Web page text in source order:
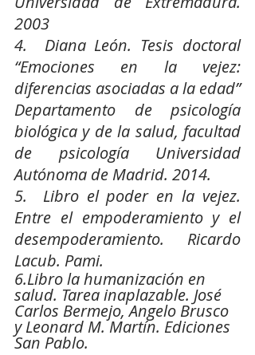
2003
4.  Diana León. Tesis doctoral
“Emociones en la vejez:
diferencias asociadas a la edad”
Departamento de psicología
biológica y de la salud, facultad
de psicología Universidad
Autónoma de Madrid. 2014.
5.  Libro el poder en la vejez.
Entre el empoderamiento y el
desempoderamiento. Ricardo
Lacub. Pami.
6.Libro la humanización en
salud. Tarea inaplazable. José
Carlos Bermejo, Angelo Brusco
y Leonard M. Martín. Ediciones
San Pablo.